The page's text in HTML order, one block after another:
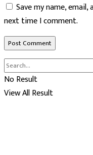
Save my name,
next time I comment.
No Result
View All Result